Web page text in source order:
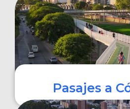
COMPRAR
Pasajes a